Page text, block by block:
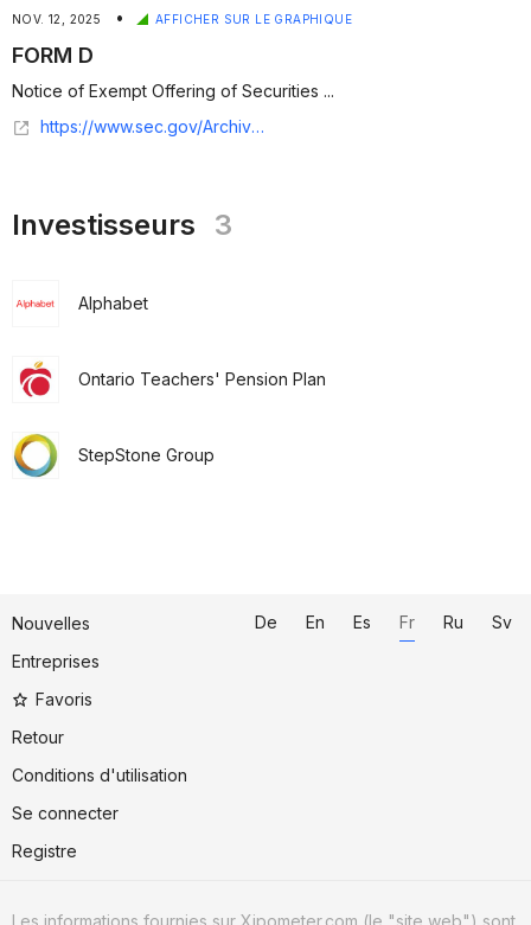
NOV. 12, 2025 • AFFICHER SUR LE GRAPHIQUE
FORM D
Notice of Exempt Offering of Securities ...
https://www.sec.gov/Archives/edgar/data/1768502/000176850225000004/xslFormDX01/primary_doc.xml
Investisseurs 3
Alphabet
Ontario Teachers' Pension Plan
StepStone Group
Nouvelles
Entreprises
Favoris
Retour
Conditions d'utilisation
Se connecter
Registre
De En Es Fr Ru Sv
Les informations fournies sur Xipometer.com (le "site web") sont